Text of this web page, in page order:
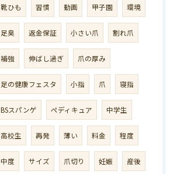
靴ひも 習慣 動画 甲子園 環境
足臭 返金保証 小さい爪 割れ爪
補強 伸ばし過ぎ 爪の厚み
足の健康フェスタ 小指 爪 寝指
BSスパンゲ ペディキュア 中学生
高校生 再発 薄い 料金 程度
中度 サイズ 爪切り 妊娠 産後